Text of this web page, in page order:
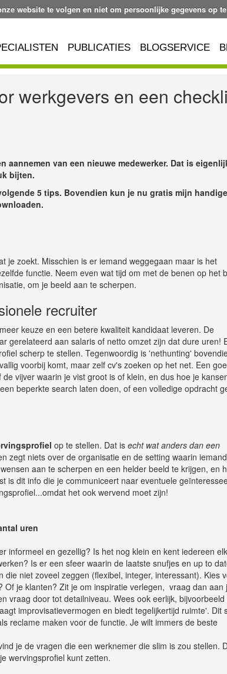
website te volgen en niet om persoonlijke gegevens op
PUBLICATIES BLOGSERVICE
werkgevers en een
van een nieuwe medewerker. Dat is
bijten.
5 tips. Bovendien kun je nu gratis mijn handige
je zoekt. Misschien is er iemand weggegaan maar is het
functie. Neem even wat tijd om met de benen op het
om je beeld aan te scherpen.
recruiter
keuze en een betere kwaliteit kandidaat leveren. De
gerelateerd aan salaris of netto omzet zijn dat dure uren!
scherp te stellen. Tegenwoordig is 'nethunting'
voorbij komt, maar zelf cv's zoeken op het net. Een
vijver waarin je vist groot is of klein, en dus hoe je
beperkte search laten doen, of een volledige opdracht
op te stellen. Dat is echt wat anders dan een
zegt niets over de organisatie en de setting waarin
aan te scherpen en een helder beeld te krijgen, en
is dit info die je communiceert naar eventuele
het ook wervend moet zijn!
uren
informeel en gezellig? Is het nog klein en kent iedereen
Is er een sfeer waarin de laatste snufjes en up to
niet zoveel zeggen (flexibel, integer, interessant). Kies
je klanten? Zit je om inspiratie verlegen, vraag dan aan
vraag door tot detailniveau. Wees ook eerlijk,
improvisatievermogen en biedt tegelijkertijd ruimte'. Dit
reclame maken voor de functie. Je wilt immers de beste
je de vragen die een werknemer die slim is zou stellen.
wervingsprofiel kunt zetten.